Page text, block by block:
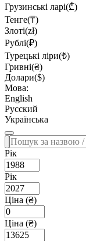
Грузинські ларі(₾)
Тенге(₸)
Злоті(zł)
Рублі(₽)
Турецькі ліри(₺)
Гривні(₴)
Долари($)
Мова:
English
Русский
Українська
Рік
Рік
Ціна (₴)
Ціна (₴)